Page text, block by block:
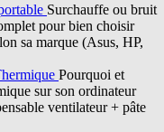
Surchauffe ou bruit
pour bien choisir
sa marque (Asus, HP,
Pourquoi et
sur son ordinateur
ventilateur + pâte